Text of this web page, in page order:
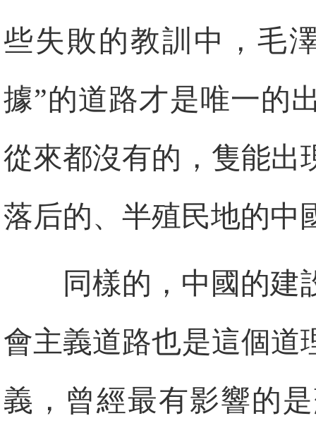
些失敗的教訓中，毛
據”的道路才是唯一的
從來都沒有的，隻能出
落后的、半殖民地的中
同樣的，中國的
會主義道路也是這個道
義，曾經最有影響的